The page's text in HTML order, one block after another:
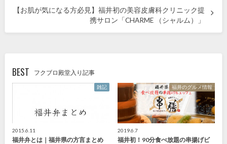
【お肌が気になる方必見】福井初の美容皮膚科クリニック提
携サロン「CHARME （シャルム）」
BEST フクブロ殿堂入り記事
雑記
2015.6.11
福井弁とは｜福井県の方言まとめ
福井のグルメ情報
2019.6.7
福井初！90分食べ放題の串揚げビ